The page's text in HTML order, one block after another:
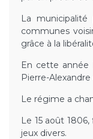
La
communes
grâce à la
En cette année
Pierre-
Le régime a
Le 15 août
jeux divers.